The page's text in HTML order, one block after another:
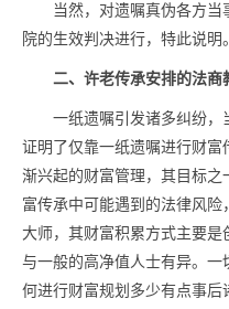
当然，对遗嘱真伪各方
院的生效判决进行，特此说明。
二、许老传承安排的法商
一纸遗嘱引发诸多纠纷，
证明了仅靠一纸遗嘱进行财
渐兴起的财富管理，其目标
富传承中可能遇到的法律风
大师，其财富积累方式主要
与一般的高净值人士有异。
何进行财富规划多少有点事